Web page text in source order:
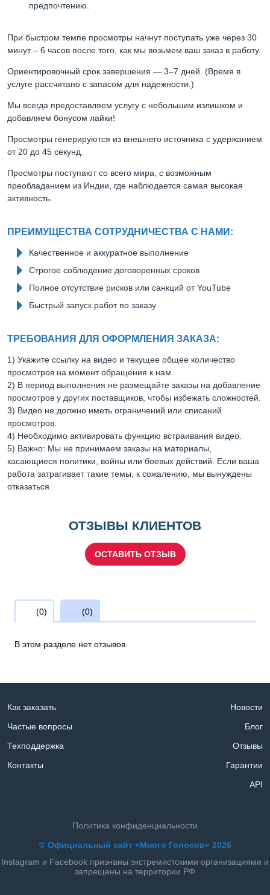
предпочтению.
При быстром темпе просмотры начнут поступать уже через 30
минут – 6 часов после того, как мы возьмем ваш заказ в работу.
Ориентировочный срок завершения — 3–7 дней. (Время в
услуге рассчитано с запасом для надежности.)
Мы всегда предоставляем услугу с небольшим излишком и
добавляем бонусом лайки!
Просмотры генерируются из внешнего источника с удержанием
от 20 до 45 секунд.
Просмотры поступают со всего мира, с возможным
преобладанием из Индии, где наблюдается самая высокая
активность.
ПРЕИМУЩЕСТВА СОТРУДНИЧЕСТВА С НАМИ:
Качественное и аккуратное выполнение
Строгое соблюдение договоренных сроков
Полное отсутствие рисков или санкций от YouTube
Быстрый запуск работ по заказу
ТРЕБОВАНИЯ ДЛЯ ОФОРМЛЕНИЯ ЗАКАЗА:
1) Укажите ссылку на видео и текущее общее количество
просмотров на момент обращения к нам.
2) В период выполнения не размещайте заказы на добавление
просмотров у других поставщиков, чтобы избежать сложностей.
3) Видео не должно иметь ограничений или списаний
просмотров.
4) Необходимо активировать функцию встраивания видео.
5) Важно: Мы не принимаем заказы на материалы,
касающиеся политики, войны или боевых действий. Если ваша
работа затрагивает такие темы, к сожалению, мы вынуждены
отказаться.
ОТЗЫВЫ КЛИЕНТОВ
ОСТАВИТЬ ОТЗЫВ
(0) (0)
В этом разделе нет отзывов.
Как заказать
Частые вопросы
Техподдержка
Контакты
Новости
Блог
Отзывы
Гарантии
API
Политика конфиденциальности
© Официальный сайт «Много Голосов» 2026
Instagram и Facebook признаны экстремистскими организациями и
запрещены на территории РФ